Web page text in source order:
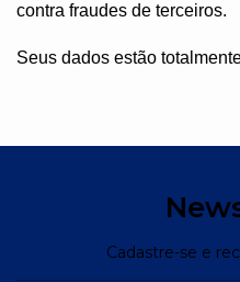
contra fraudes de terceiros.
Seus dados estão
Cadastre-se e